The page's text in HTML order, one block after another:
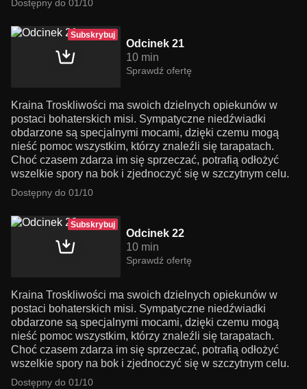
Dostępny do 01/10
Subskrybuj
Odcinek 21
10 min
Sprawdź ofertę
Kraina Troskliwości ma swoich dzielnych opiekunów w
postaci bohaterskich misi. Sympatyczne niedźwiadki
obdarzone są specjalnymi mocami, dzięki czemu mogą
nieść pomoc wszystkim, którzy znaleźli się tarapatach.
Choć czasem zdarza im się sprzeczać, potrafią odłożyć
wszelkie spory na bok i zjednoczyć się w szczytnym celu.
Dostępny do 01/10
Subskrybuj
Odcinek 22
10 min
Sprawdź ofertę
Kraina Troskliwości ma swoich dzielnych opiekunów w
postaci bohaterskich misi. Sympatyczne niedźwiadki
obdarzone są specjalnymi mocami, dzięki czemu mogą
nieść pomoc wszystkim, którzy znaleźli się tarapatach.
Choć czasem zdarza im się sprzeczać, potrafią odłożyć
wszelkie spory na bok i zjednoczyć się w szczytnym celu.
Dostępny do 01/10